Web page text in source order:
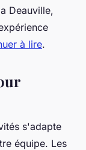
Deauville,
à lire.
s'adapte
équipe. Les